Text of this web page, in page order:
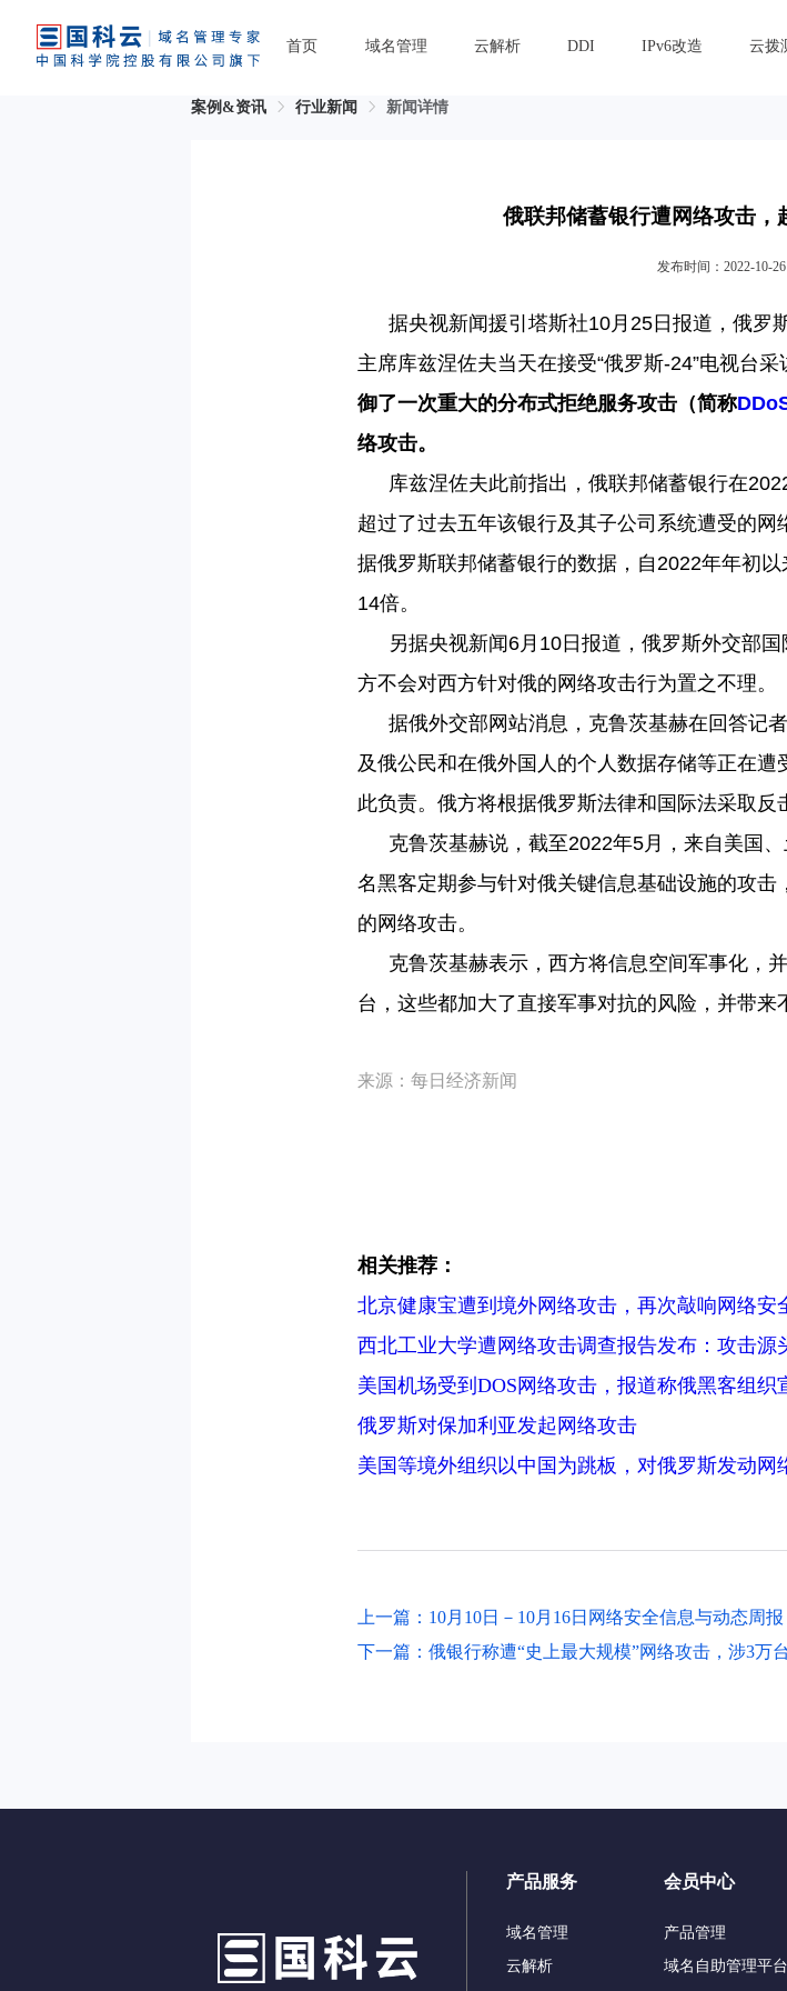
首页 域名管理 云解析 DDI IPv6改造 云拨
案例&资讯 行业新闻 新闻详情
俄联邦储蓄银行遭网络攻击
发布时间：2022-10-26
据央视新闻援引塔斯社10月25日报道，俄罗
主席库兹涅佐夫当天在接受“俄罗斯-24”电视台采
御了一次重大的分布式拒绝服务攻击（简称
络攻击。
库兹涅佐夫此前指出，俄联邦储蓄银行在
超过了过去五年该银行及其子公司系统遭受的
据俄罗斯联邦储蓄银行的数据，自2022年年初
14倍。
另据央视新闻 6月10日报道，俄罗斯外交部
方不会对西方针对俄的网络攻击行为置之不理。
据俄外交部网站消息，克鲁茨基赫在回答记
及俄公民和在俄外国人的个人数据存储等正在
此负责。俄方将根据俄罗斯法律和国际法采取反
克鲁茨基赫说，截至2022年5月，来自美国
名黑客定期参与针对俄关键信息基础设施的攻
的网络攻击。
克鲁茨基赫表示，西方将信息空间军事化，
台，这些都加大了直接军事对抗的风险，并带来
来源：每日经济新闻
相关推荐：
北京健康宝遭到境外网络攻击，再次敲响网络安
西北工业大学遭网络攻击调查报告发布：攻击源
美国机场受到DOS网络攻击，报道称俄黑客组织
俄罗斯对保加利亚发起网络攻击
美国等境外组织以中国为跳板，对俄罗斯发动网
上一篇：10月10日－10月16日网络安全信息与动态周报
下一篇：俄银行称遭“史上最大规模”网络攻击，涉3万
产品服务
域名管理
云解析
会员中心
产品管理
域名自助管理平台